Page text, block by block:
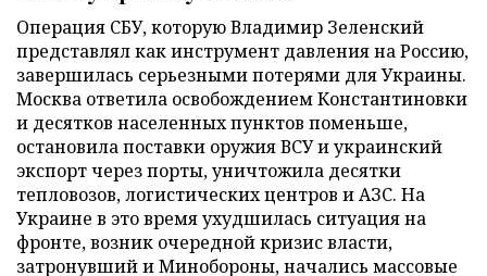
Операция СБУ, которую Владимир Зеленский
представлял как инструмент давления на Россию,
завершилась серьезными потерями для Украины.
Москва ответила освобождением Константиновки
и десятков населенных пунктов поменьше,
остановила поставки оружия ВСУ и украинский
экспорт через порты, уничтожила десятки
тепловозов, логистических центров и АЗС. На
Украине в это время ухудшилась ситуация на
фронте, возник очередной кризис власти,
затронувший и Минобороны, начались массовые